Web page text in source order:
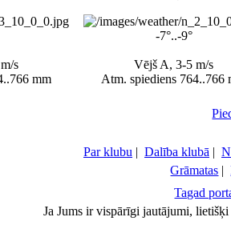
s
mm
-7°..-9°
Vējš A, 3-5 m/s
Atm. spiediens 764..766
Par klubu | Dalība klubā |
Grāmatas |
Tagad
Ja Jums ir vispārīgi jautājumi,